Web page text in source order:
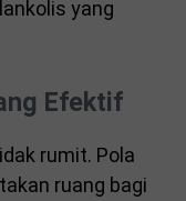
yang
Efektif
rumit. Pola
ruang bagi